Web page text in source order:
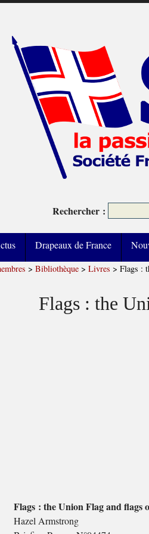
Rechercher :
Drapeaux de France
> Bibliothèque > Livres > Flags :
Flags : the
Flags : the Union Flag and flags
Hazel Armstrong